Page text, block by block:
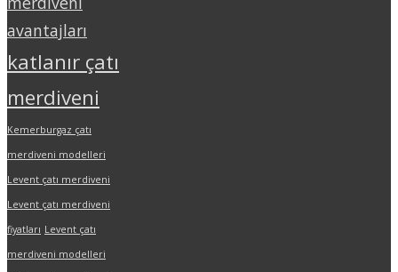
avantajları
katlanır çatı
merdiveni
Kemerburgaz çatı
merdiveni modelleri
Levent çatı merdiveni
Levent çatı merdiveni
fiyatları Levent çatı
merdiveni modelleri